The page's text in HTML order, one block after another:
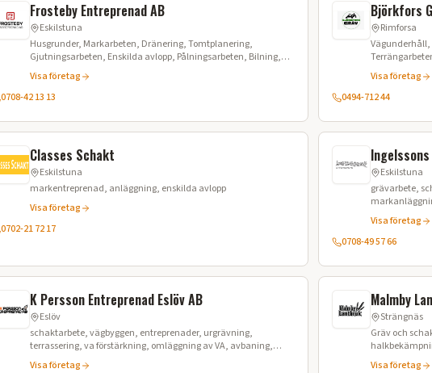
Frosteby Entreprenad AB
Eskilstuna
Husgrunder, Markarbeten, Dränering, Tomtplanering,
Gjutningsarbeten, Enskilda avlopp, Pålningsarbeten, Bilning,
Schaktning
Visa företag
0708-42 13 13
Björkfors
Rimforsa
Vägunderhåll,
Visa företag
0494-712 44
Classes Schakt
Eskilstuna
markentreprenad, anläggning, enskilda avlopp
Visa företag
0702-21 72 17
Eskilstuna
grävarbete,
Visa företag
0708-49 57 66
K Persson Entreprenad Eslöv AB
Eslöv
schaktarbete, vägbyggen, entreprenader, urgrävning,
terrassering, va förstärkning, omläggning av VA, avbaning,
avtäckning, grundläggningarbeten, vägarbeten, marksanering
Visa företag
Malmby
Strängnäs
Gräv och
Visa företag